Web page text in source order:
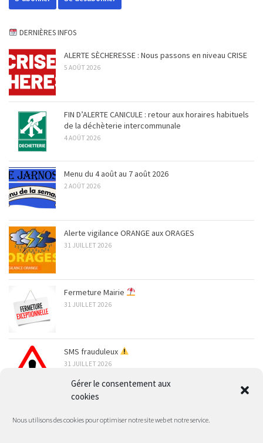
Gérer le consentement aux
cookies
Nous utilisons des cookies pour optimiser notre site web et notre service.
DERNIÈRES INFOS
ALERTE SÈCHERESSE : Nous passons en niveau CRISE
5 AOÛT 2026
FIN D’ALERTE CANICULE : retour aux horaires habituels
de la déchèterie intercommunale
4 AOÛT 2026
Menu du 4 août au 7 août 2026
2 AOÛT 2026
Alerte vigilance ORANGE aux ORAGES
31 JUILLET 2026
Fermeture Mairie
31 JUILLET 2026
SMS frauduleux
31 JUILLET 2026